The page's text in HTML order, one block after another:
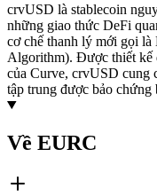
crvUSD là stablecoin
những giao thức DeFi
cơ chế thanh lý mới gọi
Algorithm). Được thiết kế
của Curve, crvUSD cung
tập trung được bảo chứng
Về EURC